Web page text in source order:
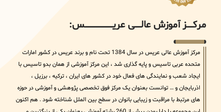
مرکــــــز آموزش عالــــــی عریــــــــــــــــــــــــــــس:
مرکز آموزش عالی عریس در سال 1384 تحت نام و برند عریس در کشور امارات
متحده عربی تاسیس و پایه گذاری شد ، این مرکز آموزشی از همان بدو تاسیس با
ایجاد شعب و نمایندگی های فعال خود در کشور های ایران ، ترکیه ، برزیل ،
اذربایجان و … توانست بعنوان یک مرکز فوق تخصصی پژوهشی و آموزشی در حوزه
های مرتبط با مراقبت و زیبایی بانوان در سطح بین الملل شناخته شود . هم اکنون